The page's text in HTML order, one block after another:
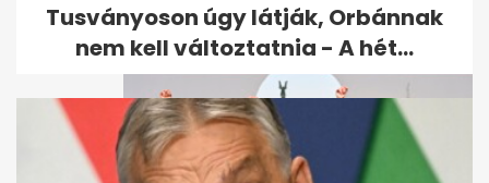
Tusványoson úgy látják, Orbánnak
nem kell változtatnia - A hét...